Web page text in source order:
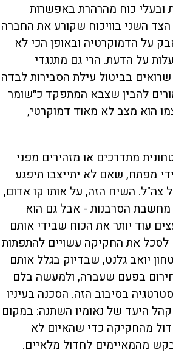
ובעלי כוח מהרהרת באפשרות
השני בוויכוח שקורע את החברה
על הדמוקרטיה ובאופן הכי לא
על הדעת. הרי גם מתנגדי
בביטול עילת הסבירות לבדה
להבין שצבא המתפקד כ״שומר
הוא מצב לא מאוד דמוקרטי,
מתדרכים או מזהירים מפני
מפתח, שאם לא יתייצבו תיפגע
צה"ל. השיח הזה, על אותו קו אדום,
הסרבנות - אבל גם הוא
עוד יותר את הכוח שבידי אותם
את החקיקה עשויים להתפתות
יואב גלנט, שבדיוק בגלל אותם
בפעם שעברה, ולמעשה בלם
בסיבוב הזה. הסכנה בעיניו
היעד של נאומיו השתנה: במקום
מהחקיקה כדי שהאיום לא
מהמאיימים לחדול מלאיים.